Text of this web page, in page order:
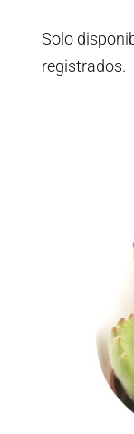
Solo
registrados.